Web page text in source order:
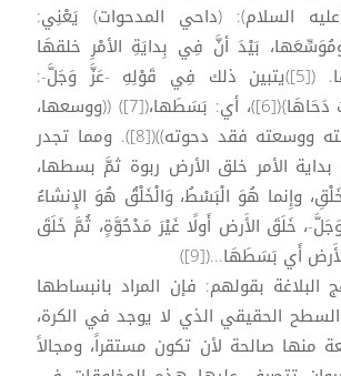
السلام): (داحي المدحوات) يَعْنِي:
بَيْدَ أنَّ فِي بِدايَةِ الأمْرِ خلقهَا
ربوة ثمَّ بسطها. ([5])يتبين ذلك فِي قَوْلِهِ -عَزَّ وَجَلَّ-:
{وَالْأَرْضَ بَعْدَ ذَلِكَ دَحَاهَا}([6])، أي: بَسَطَها،([7]) ((ووسعها،
وكل شيء بسطته ووسعته فقد دحوته))([8]). ومما تجدر
بداية الأمر خلق الأرض ربوة ثمَّ بسطها،
وإِنما هُوَ الْبَسْطُ، وَالْخَلْقُ هُوَ الإِنشاءُ
وَجَلَّ-، خَلَقَ الأَرض أَولًا غَيْرَ مَدْحُوَّةٍ، ثُمَّ خَلَقَ
أَي بَسَطَهَا...([9])
بقولهم: فإن المراد بانبساطها
الحقيقي الذي لا يوجد في الكرة،
صالحة لأن تكون مستقراً، ومجالاً